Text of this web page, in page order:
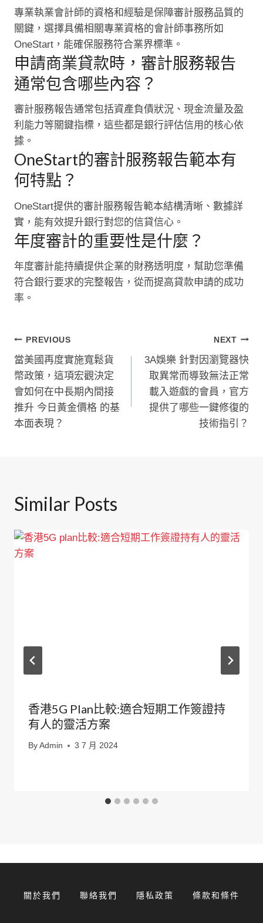
專業執業會計師的資格和經驗是保障審計服務品質的
關鍵，選擇具備相關專業資格的會計師事務所如
OneStart，能確保服務符合業界標準。
申請商業貸款時，審計服務報告
通常包含哪些內容？
審計服務報告通常包括資產負債狀況、現金流量及盈
利能力等關鍵指標，這些都是銀行評估信用的核心依
據。
OneStart的審計服務報告範本有
何特點？
OneStart提供的審計服務報告範本結構清晰、數據詳
實，能有效提升銀行對您的信貸信心。
年度審計的重要性是什麼？
年度審計能持續提供企業的財務透明度，幫助您準備
符合銀行要求的完整報告，從而提高貸款申請的成功
率。
文
章
導
覽
PREVIOUS
當美國再度實施寬鬆貨
幣政策，這項宏觀決定
會如何在中長期內間接
推升 今日黃金價格 的基
本面表現？
NEXT
3A娛樂 針對因瀏覽器快
取異常而導致無法正常
載入遊戲的會員，官方
提供了哪些一鍵修復的
技術指引？
Similar Posts
香港5G Plan比較:適合短期工作簽證持
有人的靈活方案
By Admin 3 7 月 2024
關於我們 聯絡我們 隱私政策 條款和條件